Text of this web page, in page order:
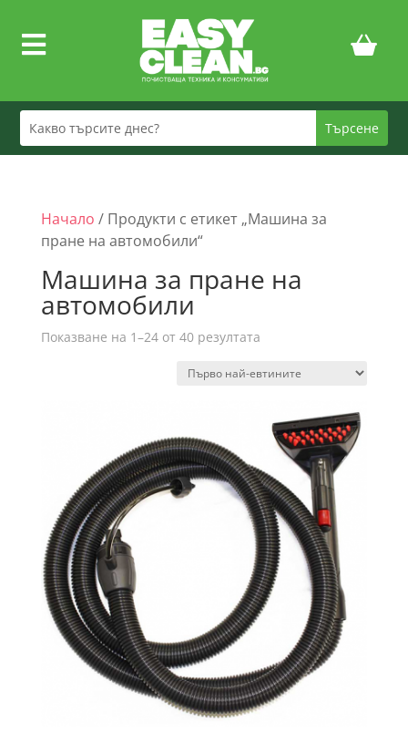

Начало / Продукти с етикет „Машина за
пране на автомобили“
Машина за пране на
автомобили
Показване на 1–24 от 40 резултатаSorted
price:
high